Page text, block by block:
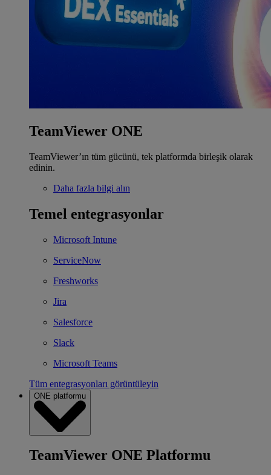
TeamViewer ONE
TeamViewer’ın tüm gücünü, tek platformda birleşik olarak
edinin.
Daha fazla bilgi alın
Temel entegrasyonlar
Microsoft Intune
ServiceNow
Freshworks
Jira
Salesforce
Slack
Microsoft Teams
Tüm entegrasyonları görüntüleyin
ONE platformu
TeamViewer ONE Platformu